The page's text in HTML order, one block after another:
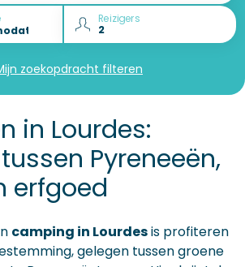
Reizigers
zoekopdracht filteren
in Lourdes:
Pyreneeën,
erfgoed
camping in Lourdesis profiteren
gelegen tussen groene